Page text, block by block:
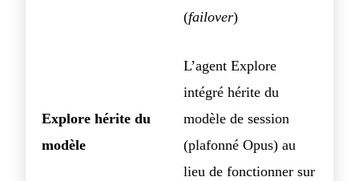
(failover)
Explore hérite du
modèle
L’agent Explore
intégré hérite du
modèle de session
(plafonné Opus) au
lieu de fonctionner sur